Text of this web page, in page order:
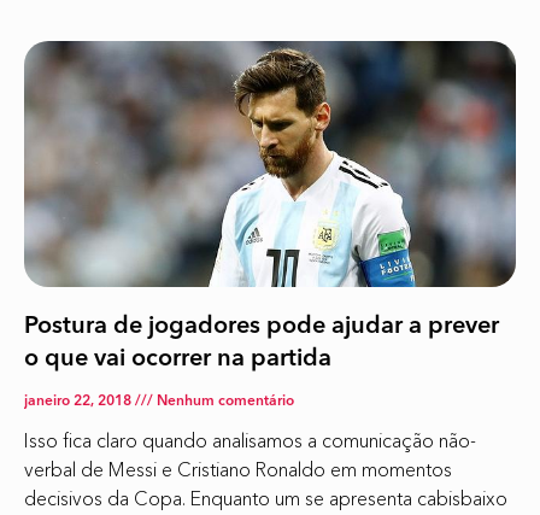
Postura de jogadores pode ajudar a prever
o que vai ocorrer na partida
janeiro 22, 2018 Nenhum comentário
Isso fica claro quando analisamos a comunicação não-
verbal de Messi e Cristiano Ronaldo em momentos
decisivos da Copa. Enquanto um se apresenta cabisbaixo